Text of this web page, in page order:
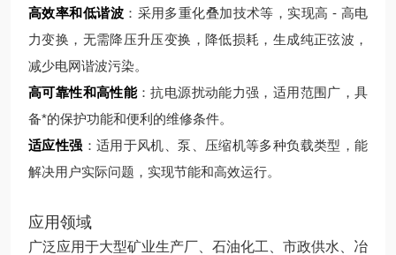
高效率和低谐波 ：采用多重化叠加技术等，实现高 - 高电
力变换，无需降压升压变换，降低损耗，生成纯正弦波，
减少电网谐波污染。
高可靠性和高性能：抗电源扰动能力强，适用范围广，具
备*的保护功能和便利的维修条件。
适应性强 ：适用于风机、泵、压缩机等多种负载类型，能
解决用户实际问题，实现节能和高效运行。
应用领域
广泛应用于大型矿业生产厂、石油化工、市政供水、冶